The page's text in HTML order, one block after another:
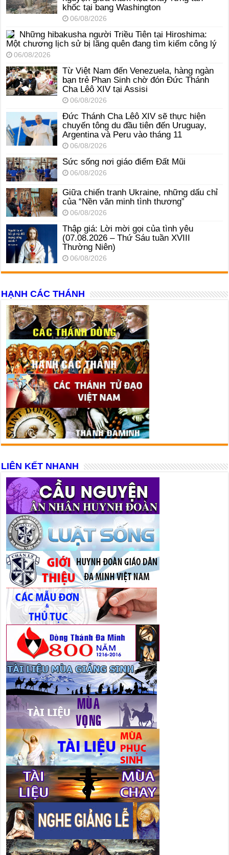
khốc tại bang Washington
06/08/2026
Những hibakusha người Triều Tiên tại Hiroshima:
Một chương lịch sử bị lãng quên đang tìm kiếm công lý
06/08/2026
Từ Việt Nam đến Venezuela, hàng ngàn
bạn trẻ Phan Sinh chờ đón Đức Thánh
Cha Lêô XIV tại Assisi
06/08/2026
Đức Thánh Cha Lêô XIV sẽ thực hiện
chuyến tông du đầu tiên đến Uruguay,
Argentina và Peru vào tháng 11
06/08/2026
Sức sống nơi giáo điểm Đất Mũi
06/08/2026
Giữa chiến tranh Ukraine, những dấu chỉ
của “Nền văn minh tình thương”
06/08/2026
Thập giá: Lời mời gọi của tình yêu
(07.08.2026 – Thứ Sáu tuần XVIII
Thường Niên)
06/08/2026
HẠNH CÁC THÁNH
LIÊN KẾT NHANH